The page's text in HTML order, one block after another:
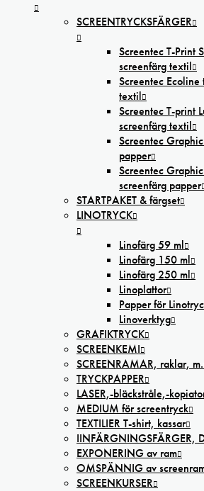
SCREENTRYCKSFÄRGER
Screentec T-Print
screenfärg textil
Screentec
textil
Screentec T-print
screenfärg textil
Screentec
papper
Screentec
screenfärg papper
STARTPAKET & färgset
LINOTRYCK
Linofärg 59 ml
Linofärg 150 ml
Linofärg 250 ml
Linoplattor
Papper för
Linoverktyg
GRAFIKTRYCK
SCREENKEMI
SCREENRAMAR, raklar,
TRYCKPAPPER
LASER,-bläckstråle,-
MEDIUM för screentryck
TEXTILIER T-shirt, kassar
IINFÄRGNINGSFÄRGER,
EXPONERING av ram
OMSPÄNNIG av
SCREENKURSER